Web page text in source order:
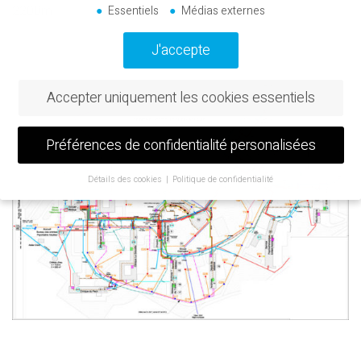
Essentiels
Médias externes
J'accepte
Accepter uniquement les cookies essentiels
Préférences de confidentialité personalisées
Détails des cookies Politique de confidentialité
Préférence de confidentialité
Si vous avez moins de 16 ans et que vous souhaitez donner votre
consentement à des services facultatifs, vous devez demander
l'autorisation à vos tuteurs légaux.
Nous utilisons des cookies et d'autres technologies sur notre site
web. Certains d'entre eux sont essentiels, tandis que d'autres nous
aident à améliorer ce site web et votre expérience.Les données